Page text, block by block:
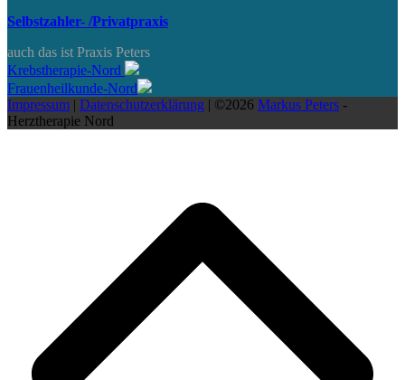
Selbstzahler- /Privatpraxis
auch das ist Praxis Peters
Krebstherapie-Nord
Frauenheilkunde-Nord
Impressum | Datenschutzerklärung | ©2026 Markus Peters -
Herztherapie Nord